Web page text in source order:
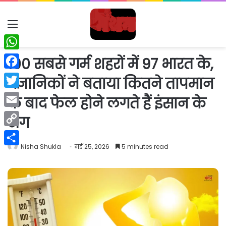
Menu
100 सबसे गर्म शहरों में 97 भारत के,
वैज्ञानिकों ने बताया कितने तापमान
के बाद फेल होने लगते हैं इंसान के
अंग
Nisha Shukla मई 25, 2026 5 minutes read
WhatsApp
Facebook
Twitter
Email
Copy
Link
Share